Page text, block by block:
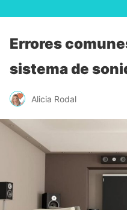
Errores
sistema de
Alicia Rodal